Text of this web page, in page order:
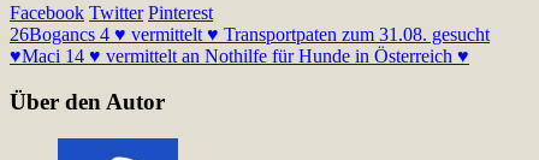
Facebook Twitter Pinterest
26Bogancs 4 ♥ vermittelt ♥ Transportpaten zum 31.08. gesucht
♥Maci 14 ♥ vermittelt an Nothilfe für Hunde in Österreich ♥
Über den Autor